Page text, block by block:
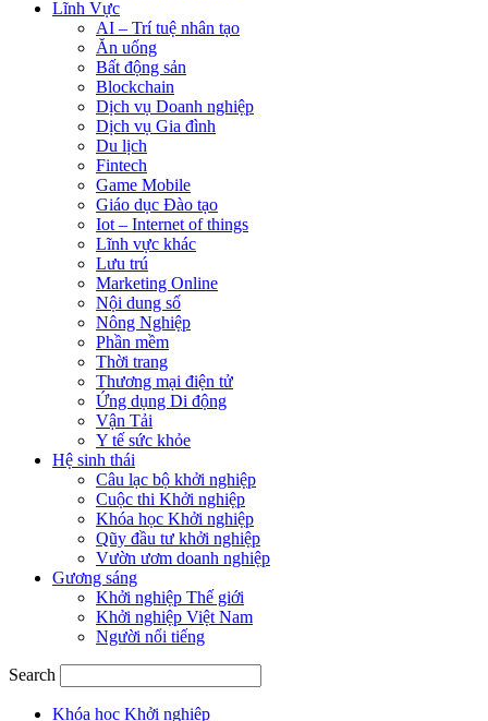
Lĩnh Vực
AI – Trí tuệ nhân tạo
Ăn uống
Bất động sản
Blockchain
Dịch vụ Doanh nghiệp
Dịch vụ Gia đình
Du lịch
Fintech
Game Mobile
Giáo dục Đào tạo
Iot – Internet of things
Lĩnh vực khác
Lưu trú
Marketing Online
Nội dung số
Nông Nghiệp
Phần mềm
Thời trang
Thương mại điện tử
Ứng dụng Di động
Vận Tải
Y tế sức khỏe
Hệ sinh thái
Câu lạc bộ khởi nghiệp
Cuộc thi Khởi nghiệp
Khóa học Khởi nghiệp
Qũy đầu tư khởi nghiệp
Vườn ươm doanh nghiệp
Gương sáng
Khởi nghiệp Thế giới
Khởi nghiệp Việt Nam
Người nổi tiếng
Search
Khóa học Khởi nghiệp